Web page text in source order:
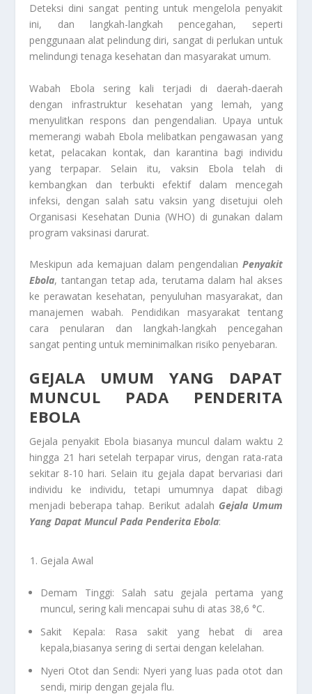
Deteksi dini sangat penting untuk mengelola penyakit
ini, dan langkah-langkah pencegahan, seperti
penggunaan alat pelindung diri, sangat di perlukan untuk
melindungi tenaga kesehatan dan masyarakat umum.
Wabah Ebola sering kali terjadi di daerah-daerah
dengan infrastruktur kesehatan yang lemah, yang
menyulitkan respons dan pengendalian. Upaya untuk
memerangi wabah Ebola melibatkan pengawasan yang
ketat, pelacakan kontak, dan karantina bagi individu
yang terpapar. Selain itu, vaksin Ebola telah di
kembangkan dan terbukti efektif dalam mencegah
infeksi, dengan salah satu vaksin yang disetujui oleh
Organisasi Kesehatan Dunia (WHO) di gunakan dalam
program vaksinasi darurat.
Meskipun ada kemajuan dalam pengendalian Penyakit
Ebola, tantangan tetap ada, terutama dalam hal akses
ke perawatan kesehatan, penyuluhan masyarakat, dan
manajemen wabah. Pendidikan masyarakat tentang
cara penularan dan langkah-langkah pencegahan
sangat penting untuk meminimalkan risiko penyebaran.
GEJALA UMUM YANG DAPAT
MUNCUL PADA PENDERITA
EBOLA
Gejala penyakit Ebola biasanya muncul dalam waktu 2
hingga 21 hari setelah terpapar virus, dengan rata-rata
sekitar 8-10 hari. Selain itu gejala dapat bervariasi dari
individu ke individu, tetapi umumnya dapat dibagi
menjadi beberapa tahap. Berikut adalah Gejala Umum
Yang Dapat Muncul Pada Penderita Ebola:
Gejala Awal
Demam Tinggi: Salah satu gejala pertama yang
muncul, sering kali mencapai suhu di atas 38,6 °C.
Sakit Kepala: Rasa sakit yang hebat di area
kepala,biasanya sering di sertai dengan kelelahan.
Nyeri Otot dan Sendi: Nyeri yang luas pada otot dan
sendi, mirip dengan gejala flu.